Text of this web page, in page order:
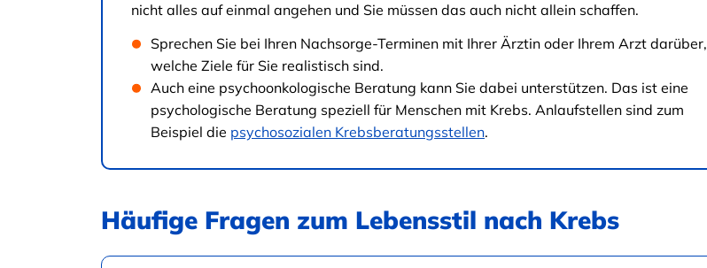
nicht alles auf einmal angehen und Sie müssen das auch nicht allein schaffen.
Sprechen Sie bei Ihren Nachsorge-Terminen mit Ihrer Ärztin oder Ihrem Arzt darüber,
welche Ziele für Sie realistisch sind.
Auch eine psychoonkologische Beratung kann Sie dabei unterstützen. Das ist eine
psychologische Beratung speziell für Menschen mit Krebs. Anlaufstellen sind zum
Beispiel die psychosozialen Krebsberatungsstellen.
Häufige Fragen zum Lebensstil nach Krebs